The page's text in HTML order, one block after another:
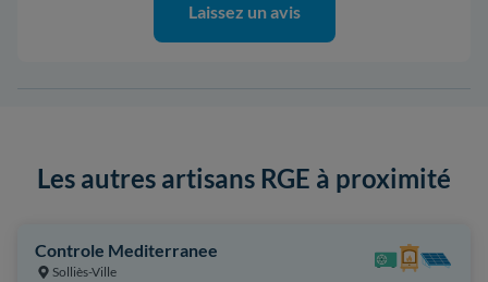
Laissez un avis
Les autres artisans RGE à proximité
Controle Mediterranee
Solliès-Ville